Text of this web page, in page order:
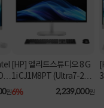
원
[HP] 엘리트스튜디오 8 G
1i CJ1M8PT (Ultra7-26
5/8GB/512GB/Win11Pr
6% 2,239,000원